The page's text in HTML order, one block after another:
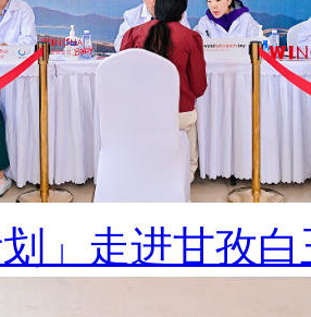
」走进甘孜白